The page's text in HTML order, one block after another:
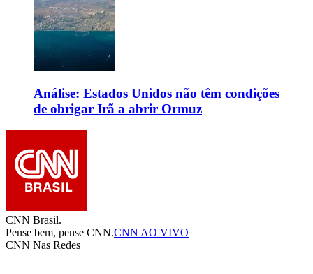
Análise: Estados Unidos não têm condições
de obrigar Irã a abrir Ormuz
CNN Brasil.
Pense bem, pense CNN.CNN AO VIVO
CNN Nas Redes